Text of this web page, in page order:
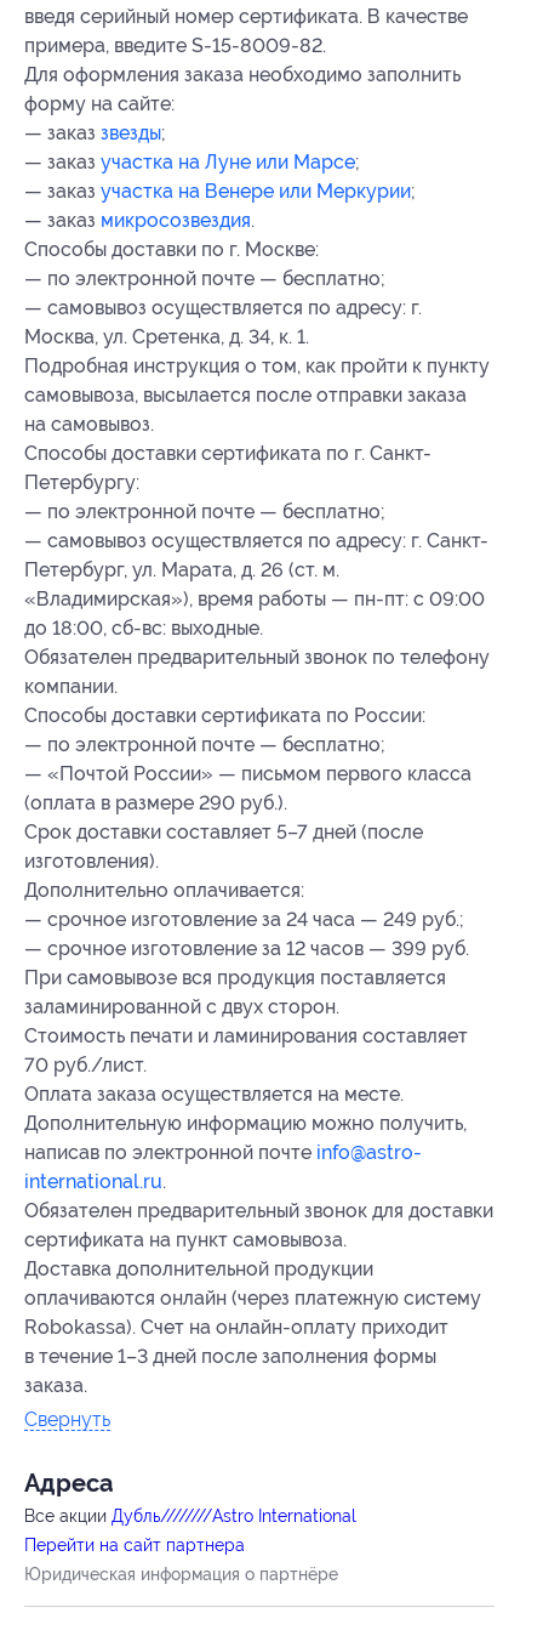
введя серийный номер сертификата. В качестве
примера, введите S-15-8009-82.
Для оформления заказа необходимо заполнить
форму на сайте:
— заказ звезды;
— заказ участка на Луне или Марсе;
— заказ участка на Венере или Меркурии;
— заказ микросозвездия.
Способы доставки по г. Москве:
— по электронной почте — бесплатно;
— самовывоз осуществляется по адресу: г.
Москва, ул. Сретенка, д. 34, к. 1.
Подробная инструкция о том, как пройти к пункту
самовывоза, высылается после отправки заказа
на самовывоз.
Способы доставки сертификата по г. Санкт-
Петербургу:
— по электронной почте — бесплатно;
— самовывоз осуществляется по адресу: г. Санкт-
Петербург, ул. Марата, д. 26 (ст. м.
«Владимирская»), время работы — пн-пт: с 09:00
до 18:00, сб-вс: выходные.
Обязателен предварительный звонок по телефону
компании.
Способы доставки сертификата по России:
— по электронной почте — бесплатно;
— «Почтой России» — письмом первого класса
(оплата в размере 290 руб.).
Срок доставки составляет 5–7 дней (после
изготовления).
Дополнительно оплачивается:
— срочное изготовление за 24 часа — 249 руб.;
— срочное изготовление за 12 часов — 399 руб.
При самовывозе вся продукция поставляется
заламинированной с двух сторон.
Стоимость печати и ламинирования составляет
70 руб./лист.
Оплата заказа осуществляется на месте.
Дополнительную информацию можно получить,
написав по электронной почте info@astro-
international.ru.
Обязателен предварительный звонок для доставки
сертификата на пункт самовывоза.
Доставка дополнительной продукции
оплачиваются онлайн (через платежную систему
Robokassa). Счет на онлайн-оплату приходит
в течение 1–3 дней после заполнения формы
заказа.
Свернуть
Адресa
Все акции Дубль////////Astro International
Перейти на сайт партнера
Юридическая информация о партнёре